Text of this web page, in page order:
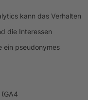
kann das Verhalten
die Interessen
ein pseudonymes